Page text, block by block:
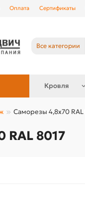
Оплата Сертификаты
Все категории
Кровля
Саморезы 4,8х70 RAL
RAL 8017